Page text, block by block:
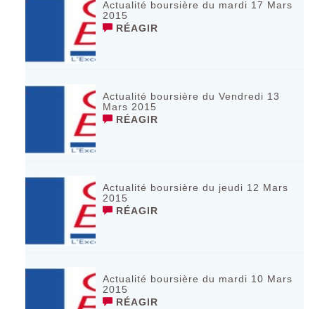
Actualité boursière du mardi 17 Mars
2015
RÉAGIR
Actualité boursière du Vendredi 13
Mars 2015
RÉAGIR
Actualité boursière du jeudi 12 Mars
2015
RÉAGIR
Actualité boursière du mardi 10 Mars
2015
RÉAGIR